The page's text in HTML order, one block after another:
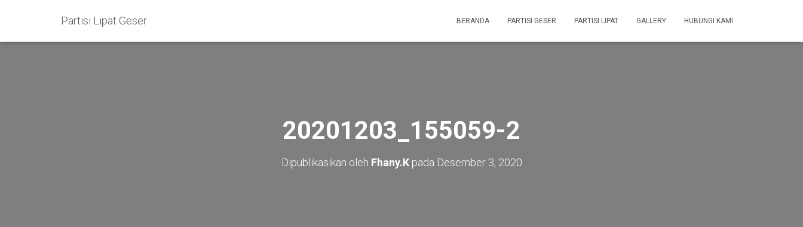
Partisi Lipat Geser BERANDA PARTISI GESER PARTISI LIPAT GALLERY HUBUNGI KAMI
20201203_155059-2
Dipublikasikan oleh Fhany.Kpada Desember 3, 2020